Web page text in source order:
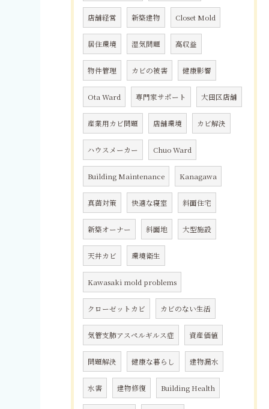
店舗経営 新築建物 Closet Mold
居住環境 湿気問題 高収益
物件管理 カビの被害 健康影響
Ota Ward 専門家サポート 大田区店舗
産業用カビ問題 店舗環境 カビ解決
ハウスメーカー Chuo Ward
Building Maintenance Kanagawa
真菌対策 快適な寝室 斜面住宅
新築オーナー 斜面地 大型施設
天井カビ 環境衛生
Kawasaki mold problems
クローゼットカビ カビのない生活
気管支肺アスペルギルス症 資産価値
問題解決 健康な暮らし 建物漏水
水害 建物修復 Building Health